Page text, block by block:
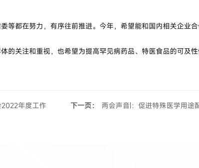
都在努力，有序往前推进。今年，希望能和国内相关企业合
关注和重视，也希望为提高罕见病药品、特医食品的可及
年度工作
下一页：
两会声音|：促进特殊医学用途